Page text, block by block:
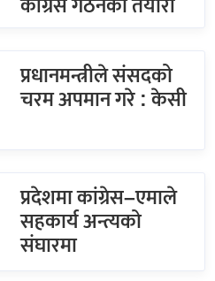
प्रधानमन्त्रीले संसदको
चरम अपमान गरे : केसी
प्रदेशमा कांग्रेस–एमाले
सहकार्य अन्त्यको
संघारमा